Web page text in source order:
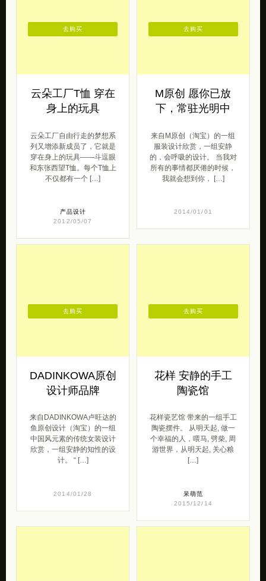
云朵工厂T恤 穿在
身上的玩具
云朵工厂自由行走的梦想系
列又增添新成员了，它就是
穿在身上的玩具——斗逗眼
和东张西望T恤。每个T恤上
不仅都有一个 […]
产品设计
2012/05/07
去购买
M原创 愿你已放
下，常驻光明中
来自M原创（淘宝）的一组
服装设计欣赏，一组安静
的，会呼吸的设计。 当我对
所有的事情都厌倦的时候，
我就会想到你， […]
2014/01/01
去购买
DADINKOWA原创
设计师品牌
来自DADINKOWA卢旺达的
鱼原创设计（淘宝）的一组
中国风元素的传统女装设计
欣赏，一组安静的知性的设
计。 “ […]
2014/01/28
去购买
花样 安静的手工
陶瓷馆
花样瓷艺馆 带来的一组手工
陶瓷摆件。 从明天起, 做一
个幸福的人，喂马, 劈柴, 周
游世界，从明天起, 关心粮
[…]
呆萌范
2015/12/14
去购买